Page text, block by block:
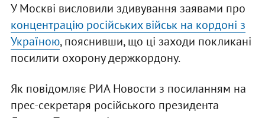
У Москві висловили здивування заявами про
концентрацію російських військ на кордоні з
Україною, пояснивши, що ці заходи покликані
посилити охорону держкордону.
Як повідомляє РИА Новости з посиланням на
прес-секретаря російського президента